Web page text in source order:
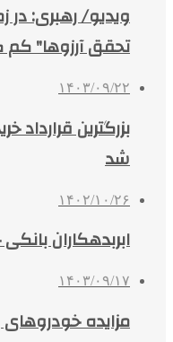
ویدیو/ رهبری: در
تحقق آرزوها" کم
۱۴۰۳/۰۹/۲۲
بزرگترین
شد
۱۴۰۲/۱۰/۲۶
ابربدهکاران
۱۴۰۳/۰۹/۱۷
مزایده